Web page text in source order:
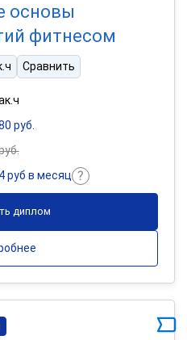
основы
фитнесом
Сравнить
руб.
руб в месяц
диплом